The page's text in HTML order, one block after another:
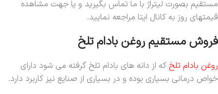
مستقیم بصورت لیتراژ با ما تماس بگیرید و یا جهت مشاهده
قیمتهای روز به کانال ایتا مراجعه نمایید.
فروش مستقیم روغن بادام تلخ
روغن بادام تلخ که از دانه های بادام تلخ گرفته می شود دارای
خواص درمانی بسیاری بوده و در بسیاری از صنایع نیز کاربرد دارد.